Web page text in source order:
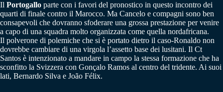
Il Portogallo parte con i favori del pronostico in questo incontro dei
quarti di finale contro il Marocco. Ma Cancelo e compagni sono ben
consapevoli che dovranno sfoderare una grossa prestazione per venire
a capo di una squadra molto organizzata come quella nordafricana.
Il polverone di polemiche che si è portato dietro il caso-Ronaldo non
dovrebbe cambiare di una virgola l’assetto base dei lusitani. Il Ct
Santos è intenzionato a mandare in campo la stessa formazione che ha
sconfitto la Svizzera con Gonçalo Ramos al centro del tridente. Ai suoi
lati, Bernardo Silva e João Félix.